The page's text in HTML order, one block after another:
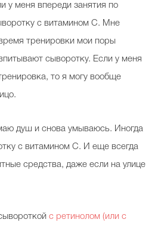
у меня впереди занятия по
с витамином С. Мне
тренировки мои поры
сыворотку. Если у меня
то я могу вообще
душ и снова умываюсь. Иногда
с витамином С. И еще всегда
средства, даже если на улице
с ретинолом (или с